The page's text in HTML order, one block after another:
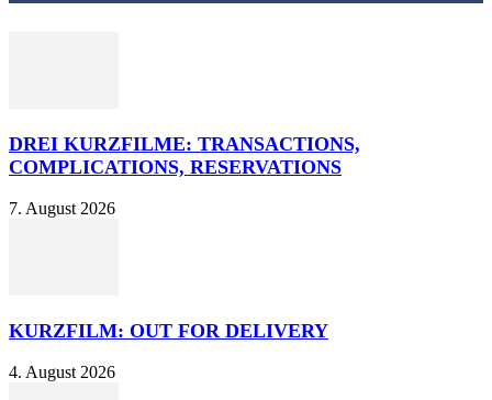
DREI KURZFILME: TRANSACTIONS,
COMPLICATIONS, RESERVATIONS
7. August 2026
KURZFILM: OUT FOR DELIVERY
4. August 2026